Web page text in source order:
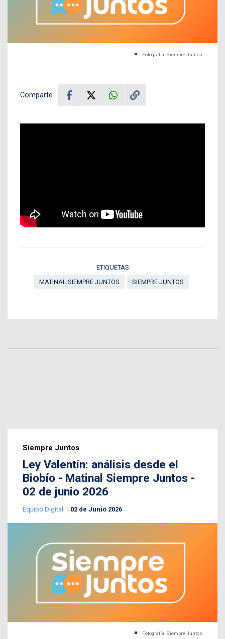
Fotografía: Siempre Juntos
Comparte
ETIQUETAS
MATINAL SIEMPRE JUNTOS
SIEMPRE JUNTOS
Siempre Juntos
Ley Valentín: análisis desde el
Biobío - Matinal Siempre Juntos -
02 de junio 2026
Equipo Digital 02 de Junio 2026
Fotografía: Siempre Juntos